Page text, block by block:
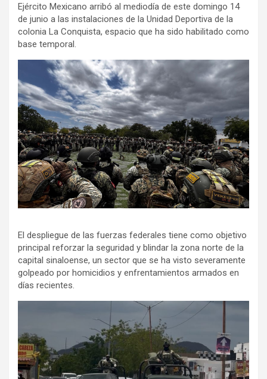
Ejército Mexicano arribó al mediodía de este domingo 14
de junio a las instalaciones de la Unidad Deportiva de la
colonia La Conquista, espacio que ha sido habilitado como
base temporal.
El despliegue de las fuerzas federales tiene como objetivo
principal reforzar la seguridad y blindar la zona norte de la
capital sinaloense, un sector que se ha visto severamente
golpeado por homicidios y enfrentamientos armados en
días recientes.